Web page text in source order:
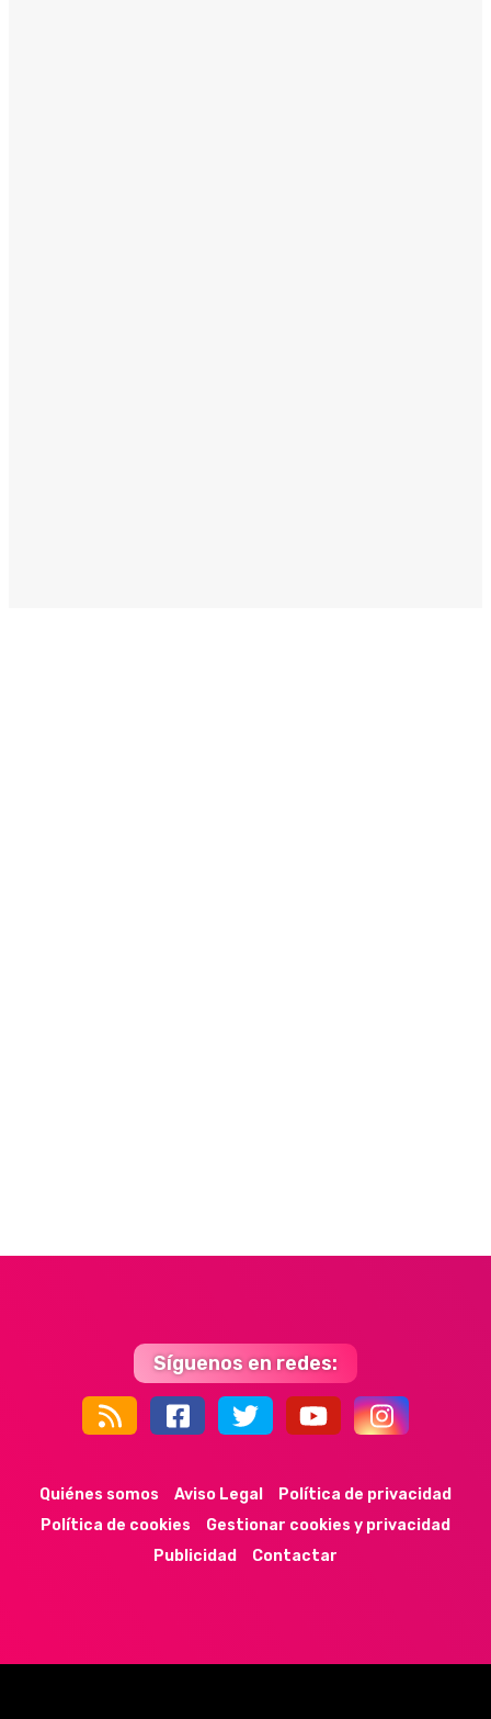
Síguenos en redes:
44k 9k 35k 352
Quiénes somos Aviso Legal
Política de privacidad
Política de cookies
Gestionar cookies y privacidad
Publicidad
Contactar